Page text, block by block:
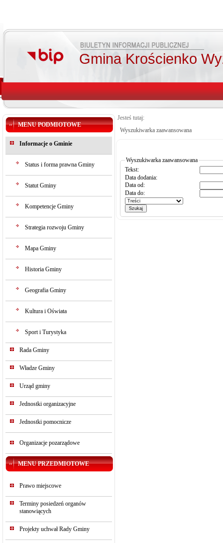
Gmina Krościenko
MENU PODMIOTOWE
Informacje o Gminie
Status i forma prawna Gminy
Statut Gminy
Kompetencje Gminy
Strategia rozwoju Gminy
Mapa Gminy
Historia Gminy
Geografia Gminy
Kultura i Oświata
Sport i Turystyka
Rada Gminy
Władze Gminy
Urząd gminy
Jednostki organizacyjne
Jednostki pomocnicze
Organizacje pozarządowe
MENU PRZEDMIOTOWE
Prawo miejscowe
Terminy posiedzeń organów
stanowiących
Projekty uchwał Rady Gminy
Jesteś tutaj:
Wyszukiwarka zaawansowana
Wyszukiwarka zaawansowana
Tekst:
Data dodania:
Data od:
Data do: